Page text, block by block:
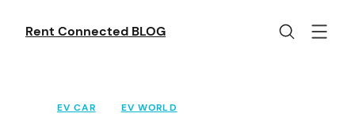
Rent Connected BLOG
EV CAR EV WORLD